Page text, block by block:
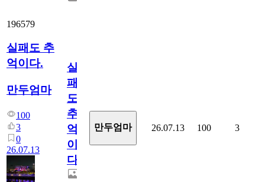
196579
실패도 추
억이다.
만두엄마
100
3
0
26.07.13
실
패
도
추
억
이
다.
만두엄마 26.07.13 100 3